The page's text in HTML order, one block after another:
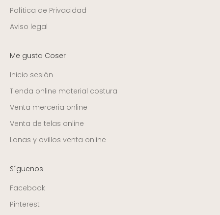
Política de Privacidad
Aviso legal
Me gusta Coser
Inicio sesión
Tienda online material costura
Venta merceria online
Venta de telas online
Lanas y ovillos venta online
Síguenos
Facebook
Pinterest